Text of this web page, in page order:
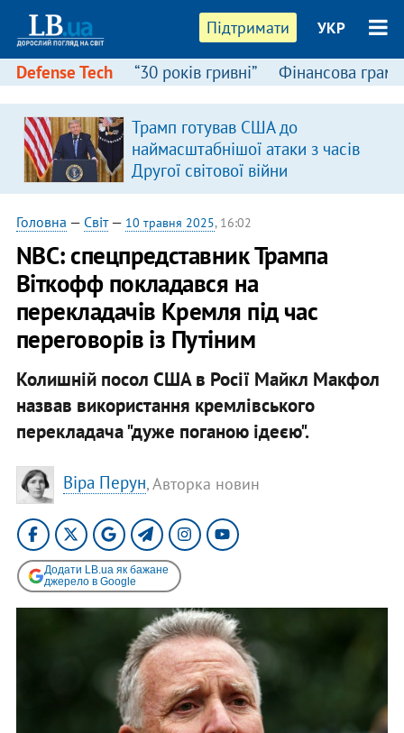
Підтримати УКР
Defense Tech “30 років гривні” Фінансова
Трамп готував США до
наймасштабнішої атаки з часів
Другої світової війни
Головна — Світ— 10 травня 2025, 16:02
NBC: спецпредставник Трампа
Віткофф покладався на
перекладачів Кремля під час
переговорів із Путіним
Колишній посол США в Росії Майкл Макфол
назвав використання кремлівського
перекладача "дуже поганою ідеєю".
Віра Перун, Авторка новин
Додати LB.ua як бажане
джерело в Google